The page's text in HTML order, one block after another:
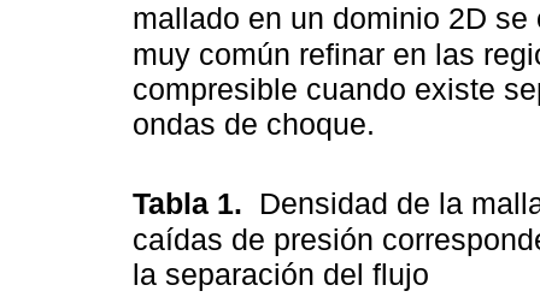
mallado en un dominio 2D
muy común refinar en las
compresible cuando existe
ondas de choque.
Tabla 1. Densidad de la
caídas de presión
la separación del flujo